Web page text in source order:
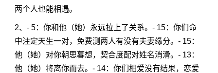
两个人也能相遇。
2、- 5：你和他（她）永远拉上了关系。- 15：你们命
中注定天生一对，免费测两人有没有夫妻缘分。- 15：
他（她）对你朝思暮想，契合度配对姓名消滑。- 13：
他（她）将离你而去。- 14：你们相爱没有结果，恋爱